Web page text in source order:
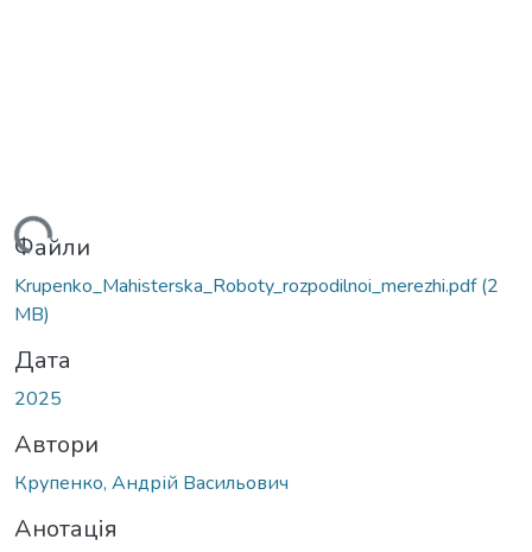
Файли
Krupenko_Mahisterska_Roboty_rozpodilnoi_merezhi.pdf(2
MB)
Дата
2025
Автори
Крупенко, Андрій Васильович
Анотація